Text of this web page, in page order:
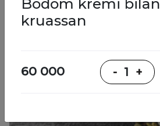
Pishiriqlar
Bodom kremi bilan
kruassan
60 000 - 1 +